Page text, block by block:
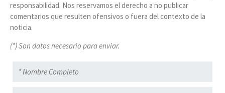
responsabilidad. Nos reservamos el derecho a no publicar
comentarios que resulten ofensivos o fuera del contexto de la
noticia.
(*) Son datos necesario para enviar.